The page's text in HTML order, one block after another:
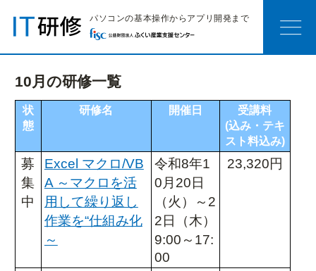
パソコンの基本操作からアプリ開発まで
嶺北会場研修
お知らせ
研修カテゴリー
おすすめ研修
開催研修一覧
嶺南会場研修
お知らせ
研修カテゴリー
おすすめ研修
開催研修一覧
会場へのアクセス
10月の研修一覧
状
態
研修名 開催日
受講料
(込み・テキ
スト料込み)
募
集
中
Excel マクロ/VB
A ～マクロを活
用して繰り返し
作業を“仕組み化
～
令和8年1
0月20日
（火）～2
2日（木）
9:00～17:
00
23,320円